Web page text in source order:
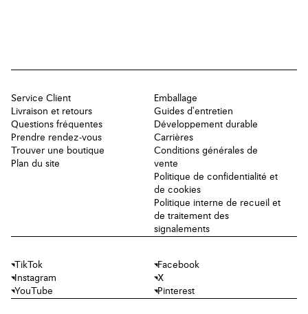
Service Client
Livraison et retours
Questions fréquentes
Prendre rendez-vous
Trouver une boutique
Plan du site
Emballage
Guides d'entretien
Développement durable
Carrières
Conditions générales de
vente
Politique de confidentialité et
de cookies
Politique interne de recueil et
de traitement des
signalements
TikTok
Facebook
Instagram
X
YouTube
Pinterest